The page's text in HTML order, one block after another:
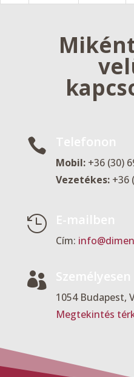

Mobil:+36 (30)
Vezetékes:+36

Cím:

1054 Budapest,
Megtekintés